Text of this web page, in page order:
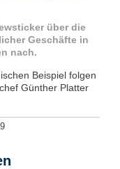
über die
Geschäfte in
nach.
Beispiel folgen
Günther Platter